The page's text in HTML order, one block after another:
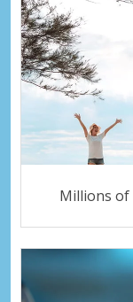
Millions of